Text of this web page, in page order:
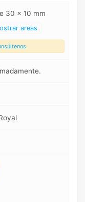
30 x 10 mm
areas